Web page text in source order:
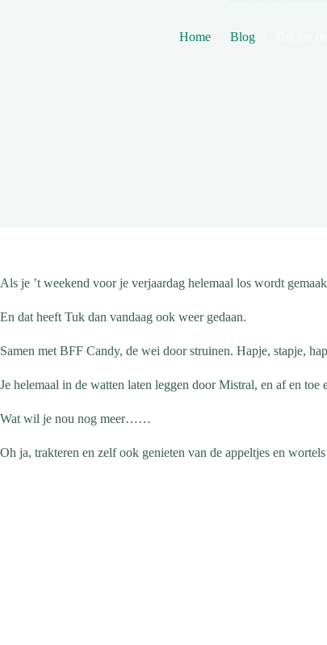
Home Blog
Als je ’t weekend voor je verjaardag helemaal los wordt
En dat heeft Tuk dan vandaag ook weer gedaan.
Samen met BFF Candy, de wei door struinen. Hapje, stapje,
Je helemaal in de watten laten leggen door Mistral, en af en toe
Wat wil je nou nog meer……
Oh ja, trakteren en zelf ook genieten van de appeltjes en